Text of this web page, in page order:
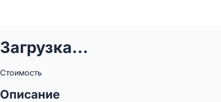
Загрузка...
Стоимость
Описание